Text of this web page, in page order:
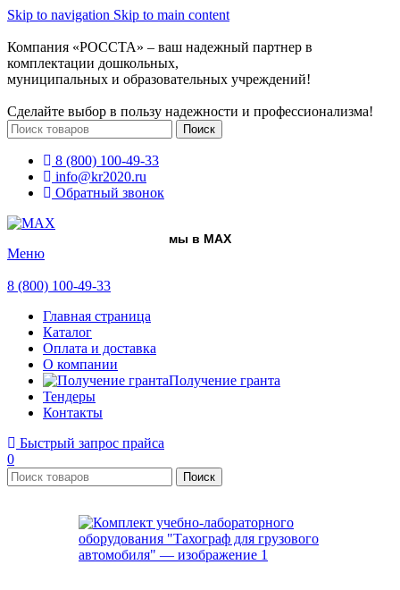
Skip to navigation Skip to main content
Компания «РОССТА» – ваш надежный партнер в
комплектации дошкольных,
муниципальных и образовательных учреждений!
Сделайте выбор в пользу надежности и профессионализма!
Поиск
8 (800) 100-49-33
info@kr2020.ru
Обратный звонок
мы в MAX
Меню
8 (800) 100-49-33
Главная страница
Каталог
Оплата и доставка
О компании
Получение гранта
Тендеры
Контакты
Быстрый запрос прайса
0
Поиск